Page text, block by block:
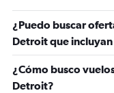
¿Puedo buscar
Detroit que
¿Cómo busco
Detroit?